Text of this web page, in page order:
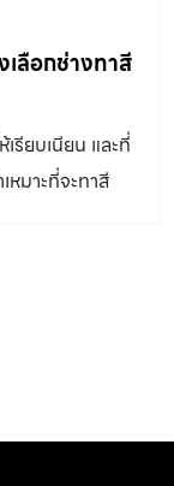
เลือกช่างทาสี
รียบเนียน และที่
มาะที่จะทาสี